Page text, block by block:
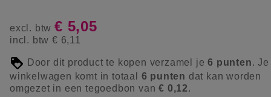
excl. btw € 5,05
incl. btw € 6,11
Door dit product te kopen verzamel je6 punten. Je
winkelwagen komt in totaal 6 punten dat kan worden
omgezet in een tegoedbon van€ 0,12.